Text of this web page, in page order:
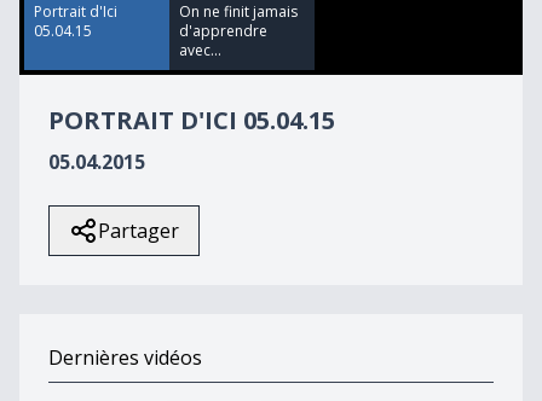
seconds
Portrait d'Ici
05.04.15
On ne finit jamais
d'apprendre
avec...
PORTRAIT D'ICI 05.04.15
05.04.2015
Partager
Dernières vidéos